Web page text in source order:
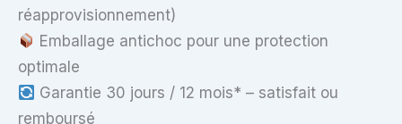
réapprovisionnement)
Emballage antichoc pour une protection
optimale
Garantie 30 jours / 12 mois* – satisfait ou
remboursé